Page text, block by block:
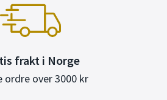
frakt i Norge
ordre over 3000 kr